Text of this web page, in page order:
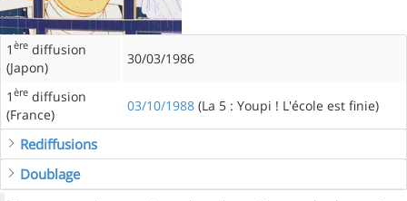
1 ère diffusion
(Japon)
30/03/1986
1 ère diffusion
(France)
03/10/1988 (La 5 : Youpi ! L'école est finie)
Rediffusions
Doublage